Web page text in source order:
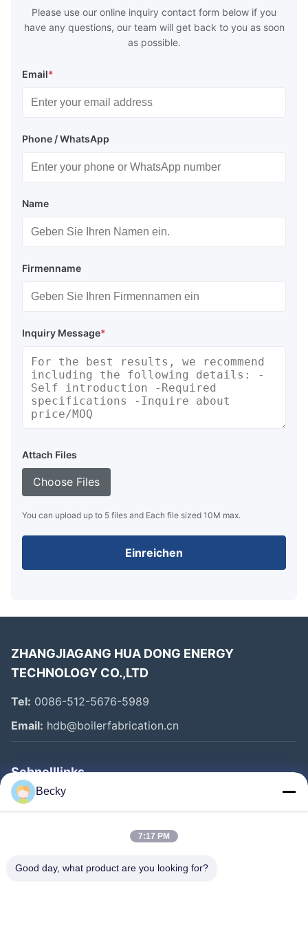
Please use our online inquiry contact form below if you
have any questions, our team will get back to you as soon
as possible.
Email*
Phone / WhatsApp
Name
Firmenname
Inquiry Message*
Attach Files
Choose Files
You can upload up to 5 files and Each file sized 10M max.
Einreichen
ZHANGJIAGANG HUA DONG ENERGY
TECHNOLOGY CO.,LTD
Tel: 0086-512-5676-5989
Email: hdb@boilerfabrication.cn
Schnelllinks
Haus
Fabrik-Ausflug
Becky
7:17 PM
Good day, what product are you looking for?